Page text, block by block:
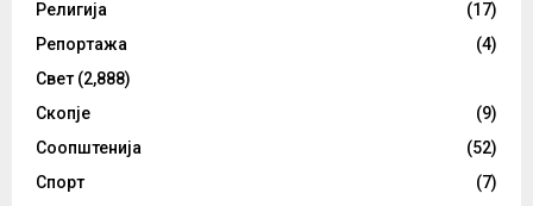
Религија
(17)
Репортажа
(4)
Свет (2,888)
Скопје
(9)
Соопштенија
(52)
Спорт
(7)